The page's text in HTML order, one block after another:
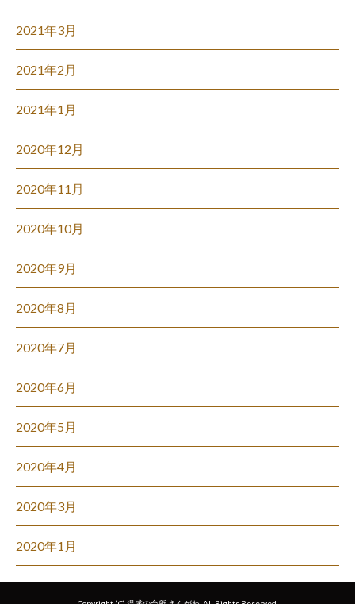
2021年3月
2021年2月
2021年1月
2020年12月
2020年11月
2020年10月
2020年9月
2020年8月
2020年7月
2020年6月
2020年5月
2020年4月
2020年3月
2020年1月